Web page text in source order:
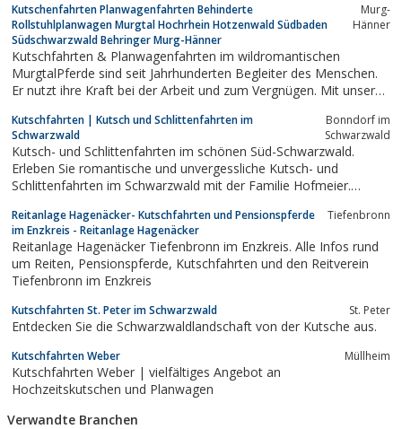
Kutschenfahrten Planwagenfahrten Behinderte
Rollstuhlplanwagen Murgtal Hochrhein Hotzenwald Südbaden
Südschwarzwald Behringer Murg-Hänner
Murg-
Hänner
Kutschfahrten & Planwagenfahrten im wildromantischen
MurgtalPferde sind seit Jahrhunderten Begleiter des Menschen.
Er nutzt ihre Kraft bei der Arbeit und zum Vergnügen. Mit unseren
auf diese ursprünglich enge Beziehung von Pferd und Mensch.
Erleben Sie bei unseren...
Kutschfahrten | Kutsch und Schlittenfahrten im
Schwarzwald
Bonndorf im
Schwarzwald
Kutsch- und Schlittenfahrten im schönen Süd-Schwarzwald.
Erleben Sie romantische und unvergessliche Kutsch- und
Schlittenfahrten im Schwarzwald mit der Familie Hofmeier.
Reitanlage Hagenäcker- Kutschfahrten und Pensionspferde
im Enzkreis - Reitanlage Hagenäcker
Tiefenbronn
Reitanlage Hagenäcker Tiefenbronn im Enzkreis. Alle Infos rund
um Reiten, Pensionspferde, Kutschfahrten und den Reitverein
Tiefenbronn im Enzkreis
Kutschfahrten St. Peter im Schwarzwald St. Peter
Entdecken Sie die Schwarzwaldlandschaft von der Kutsche aus.
Kutschfahrten Weber Müllheim
Kutschfahrten Weber | vielfältiges Angebot an
Hochzeitskutschen und Planwagen
Verwandte Branchen